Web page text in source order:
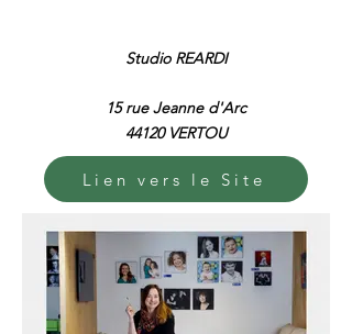
Studio REARDI
15 rue Jeanne d'Arc
44120 VERTOU​
Lien vers le Site